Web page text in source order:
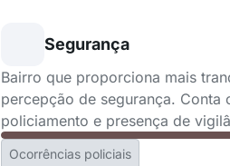
Segurança
Bairro que proporciona mais
percepção de segurança. Conta
policiamento e presença de
Ocorrências policiais